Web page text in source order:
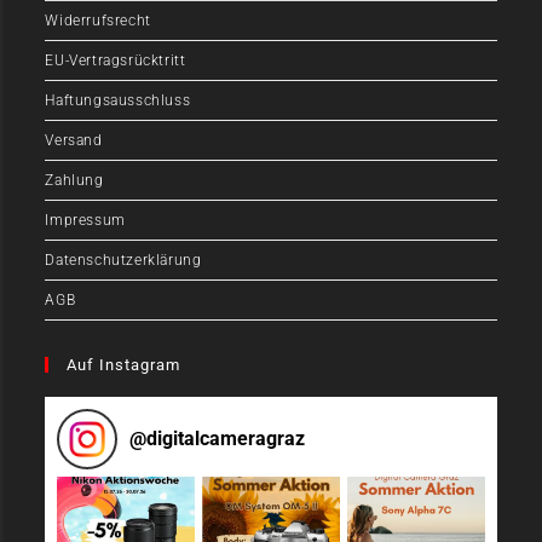
Widerrufsrecht
EU-Vertragsrücktritt
Haftungsausschluss
Versand
Zahlung
Impressum
Datenschutzerklärung
AGB
Auf Instagram
@digitalcameragraz